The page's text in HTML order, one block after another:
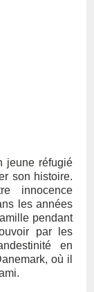
jeune réfugié
son histoire.
innocence
les années
pendant
par les
en
où il